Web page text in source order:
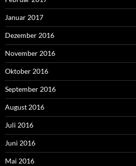
Januar 2017
Dezember 2016
November 2016
Oktober 2016
September 2016
August 2016
Juli 2016
Juni 2016
Mai 2016